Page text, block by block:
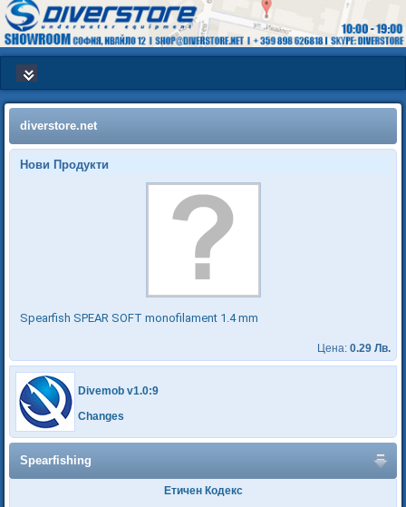
diverstore.net
Нови Продукти
Spearfish SPEAR SOFT monofilament 1.4 mm
Цена: 0.29 Лв.
Divemob v1.0:9
Changes
Spearfishing
Етичен Кодекс